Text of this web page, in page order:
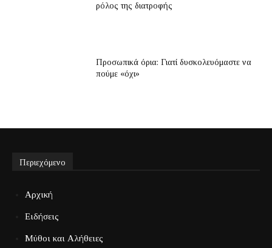
ρόλος της διατροφής
Προσωπικά όρια: Γιατί δυσκολευόμαστε να
πούμε «όχι»
Περιεχόμενο
Αρχική
Ειδήσεις
Μύθοι και Αλήθειες